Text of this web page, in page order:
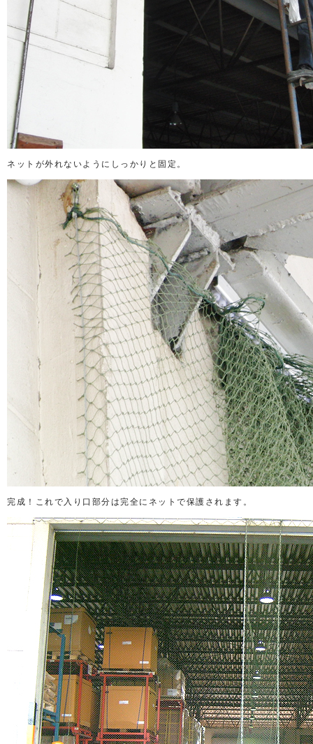
ネットが外れないようにしっかりと固定。
完成！これで入り口部分は完全にネットで保護されます。